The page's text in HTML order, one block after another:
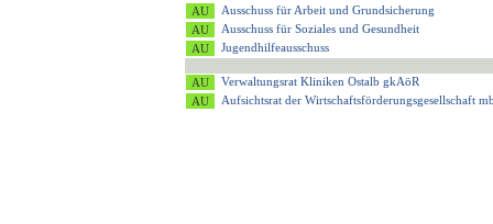
Ausschuss für Arbeit und Grundsicherung
Ausschuss für Soziales und Gesundheit
Jugendhilfeausschuss
Verwaltungsrat Kliniken Ostalb gkAöR
Aufsichtsrat der Wirtschaftsförderungsgesellschaft